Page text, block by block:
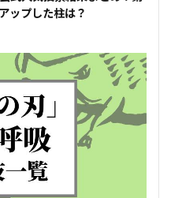
ップした柱は？